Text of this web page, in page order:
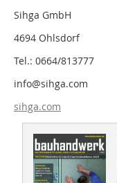
Sihga GmbH
4694 Ohlsdorf
Tel.: 0664/813777
info@sihga.com
sihga.com